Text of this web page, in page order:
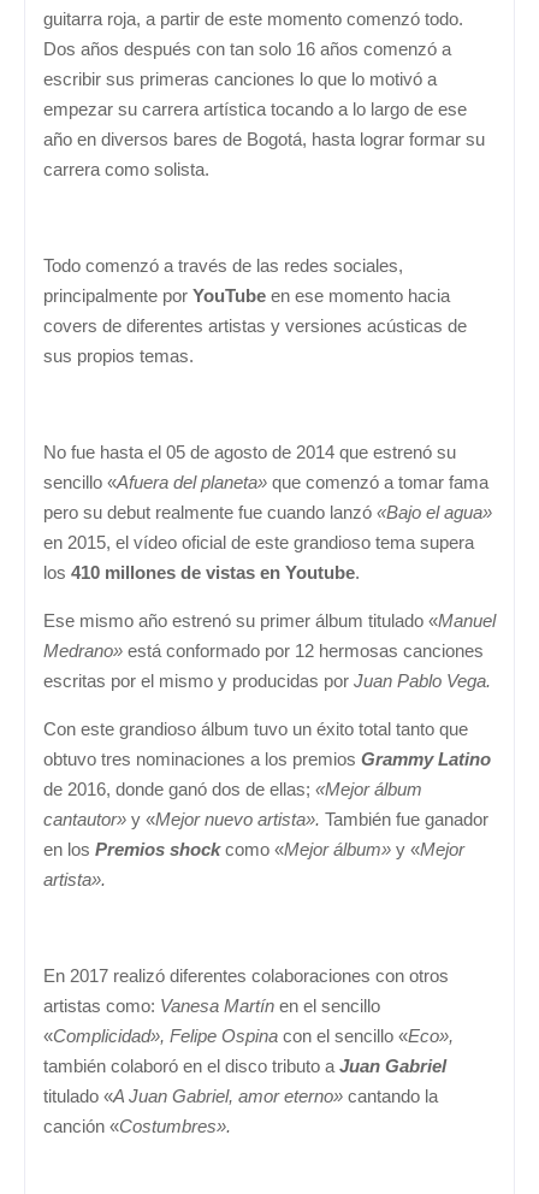
guitarra roja, a partir de este momento comenzó todo.
Dos años después con tan solo 16 años comenzó a
escribir sus primeras canciones lo que lo motivó a
empezar su carrera artística tocando a lo largo de ese
año en diversos bares de Bogotá, hasta lograr formar su
carrera como solista.
Todo comenzó a través de las redes sociales,
principalmente por YouTube en ese momento hacia
covers de diferentes artistas y versiones acústicas de
sus propios temas.
No fue hasta el 05 de agosto de 2014 que estrenó su
sencillo «Afuera del planeta» que comenzó a tomar fama
pero su debut realmente fue cuando lanzó «Bajo el agua»
en 2015, el vídeo oficial de este grandioso tema supera
los 410 millones de vistas en Youtube.
Ese mismo año estrenó su primer álbum titulado «Manuel
Medrano» está conformado por 12 hermosas canciones
escritas por el mismo y producidas por Juan Pablo Vega.
Con este grandioso álbum tuvo un éxito total tanto que
obtuvo tres nominaciones a los premios Grammy Latino
de 2016, donde ganó dos de ellas; «Mejor álbum
cantautor» y «Mejor nuevo artista». También fue ganador
en los Premios shockcomo «Mejor álbum» y «Mejor
artista».
En 2017 realizó diferentes colaboraciones con otros
artistas como: Vanesa Martín en el sencillo
«Complicidad», Felipe Ospina con el sencillo «Eco»,
también colaboró en el disco tributo a Juan Gabriel
titulado «A Juan Gabriel, amor eterno» cantando la
canción «Costumbres».